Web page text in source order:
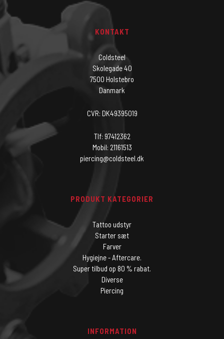
KONTAKT
Coldsteel
Skolegade 40
7500 Holstebro
Danmark
CVR: DK49395019
Tlf: 97412362
Mobil: 21161513
piercing@coldsteel.dk
PRODUKT KATEGORIER
Tattoo udstyr
Starter sæt
Farver
Hygiejne - Aftercare.
Super tilbud op 80 % rabat.
Diverse
Piercing
INFORMATION